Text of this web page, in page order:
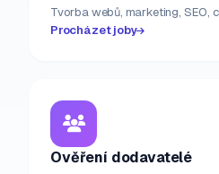
Tvorba webů, marketing, SEO,
Procházet joby
Ověření dodavatelé